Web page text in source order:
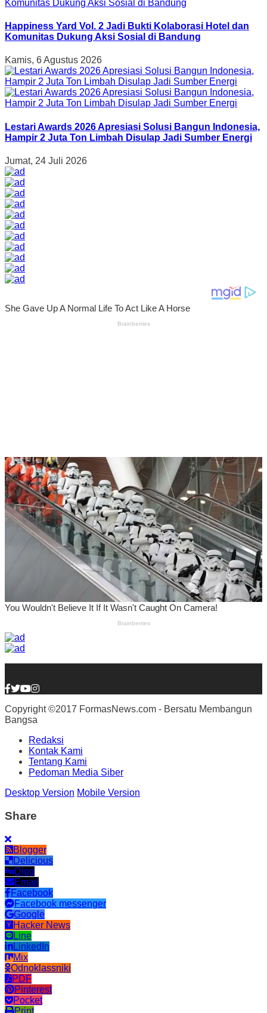
Happiness Yard Vol. 2 Jadi Bukti Kolaborasi Hotel dan
Komunitas Dukung Aksi Sosial di Bandung
Kamis, 6 Agustus 2026
Lestari Awards 2026 Apresiasi Solusi Bangun Indonesia,
Hampir 2 Juta Ton Limbah Disulap Jadi Sumber Energi
Jumat, 24 Juli 2026
Copyright ©2017 FormasNews.com - Bersatu Membangun
Bangsa
Redaksi
Kontak Kami
Tentang Kami
Pedoman Media Siber
Desktop Version Mobile Version
Share
Blogger
Delicious
Digg
Email
Facebook
Facebook messenger
Google
Hacker News
Line
LinkedIn
Mix
Odnoklassniki
PDF
Pinterest
Pocket
Print